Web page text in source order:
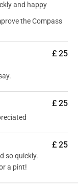
willen
bedienen.
van dit
te houden.
and happy
the Compass
£ 25
£ 25
£ 25
so quickly.
a pint!